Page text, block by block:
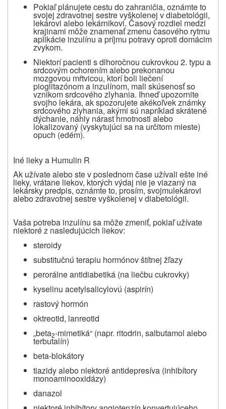
Pokiaľ plánujete cestu do zahraničia, oznámte to
svojej zdravotnej sestre vyškolenej v diabetológii,
lekárovi alebo lekárnikovi. Časový rozdiel medzi
krajinami môže znamenať zmenu časového rytmu
aplikácie inzulínu a príjmu potravy oproti domácim
zvykom.
Niektorí pacienti s dlhoročnou cukrovkou 2. typu a
srdcovým ochorením alebo prekonanou
mozgovou mŕtvicou, ktorí boli liečení
pioglitazónom a inzulínom, mali skúsenosť so
vznikom srdcového zlyhania. Ihneď upozornite
svojho lekára, ak spozorujete akékoľvek známky
srdcového zlyhania, akými sú napríklad skrátené
dýchanie, náhly nárast hmotnosti alebo
lokalizovaný (vyskytujúci sa na určitom mieste)
opuch (edém).
Iné lieky a Humulin R
Ak užívate alebo ste v poslednom čase užívali ešte iné
lieky, vrátane liekov, ktorých výdaj nie je viazaný na
lekársky predpis, oznámte to, prosím, svojmulekárovi
alebo zdravotnej sestre vyškolenej v diabetológii.
Vaša potreba inzulínu sa môže zmeniť, pokiaľ užívate
niektoré z nasledujúcich liekov:
steroidy
substitučnú terapiu hormónov štítnej žľazy
perorálne antidiabetiká (na liečbu cukrovky)
kyselinu acetylsalicylovú (aspirín)
rastový hormón
oktreotid, lanreotid
„beta2-mimetiká“ (napr. ritodrin, salbutamol alebo
terbutalín)
beta-blokátory
tiazidy alebo niektoré antidepresíva (inhibítory
monoaminooxidázy)
danazol